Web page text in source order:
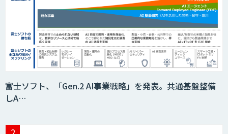
積算AI
ID ZERO（アイディーゼロ）
富士ソフト、「Gen.2 AI事業戦略」を発表。共通基盤整備
しA…